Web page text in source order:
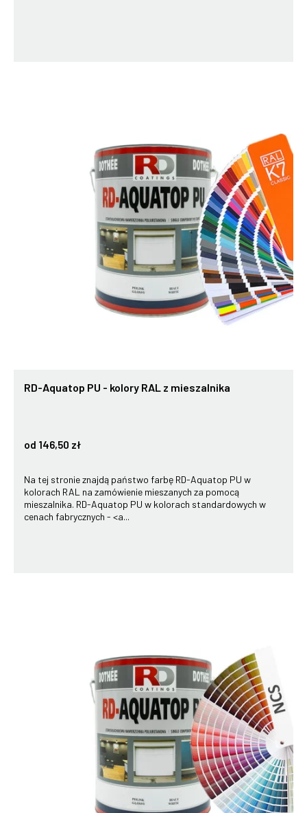
RD-Aquatop PU - kolory RAL z mieszalnika
od 146,50 zł
Na tej stronie znajdą państwo farbę RD-Aquatop PU w
kolorach RAL na zamówienie mieszanych za pomocą
mieszalnika. RD-Aquatop PU w kolorach standardowych w
cenach fabrycznych - <a...